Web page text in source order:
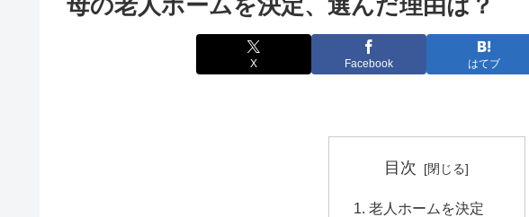
X Facebook はてブ
目次
老人ホームを決定